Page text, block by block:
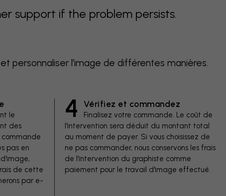
support if the problem persists.
personnaliser l'image de différentes manières.
le
des
commande
pas en
de cette
par e-
4 Vérifiez et commandez
Finalisez votre commande. Le coût de
l'intervention sera déduit du montant total
au moment de payer. Si vous choisissez de
ne pas commander, nous conservons les frais
de l'intervention du graphiste comme
paiement pour le travail d'image effectué.